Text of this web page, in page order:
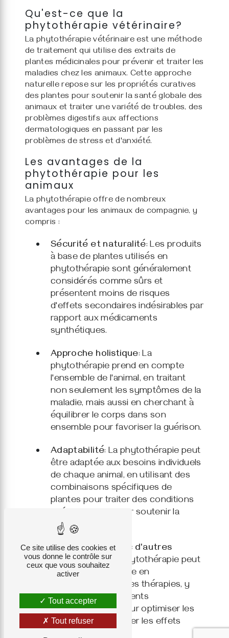
Qu'est-ce que la
phytothérapie vétérinaire?
La phytothérapie vétérinaire est une méthode
de traitement qui utilise des extraits de
plantes médicinales pour prévenir et traiter les
maladies chez les animaux. Cette approche
naturelle repose sur les propriétés curatives
des plantes pour soutenir la santé globale des
animaux et traiter une variété de troubles, des
problèmes digestifs aux affections
dermatologiques en passant par les
problèmes de stress et d'anxiété.
Les avantages de la
phytothérapie pour les
animaux
La phytothérapie offre de nombreux
avantages pour les animaux de compagnie, y
compris :
Sécurité et naturalité: Les produits
à base de plantes utilisés en
phytothérapie sont généralement
considérés comme sûrs et
présentent moins de risques
d'effets secondaires indésirables par
rapport aux médicaments
synthétiques.
Approche holistique: La
phytothérapie prend en compte
l'ensemble de l'animal, en traitant
non seulement les symptômes de la
maladie, mais aussi en cherchant à
équilibrer le corps dans son
ensemble pour favoriser la guérison.
Adaptabilité: La phytothérapie peut
être adaptée aux besoins individuels
de chaque animal, en utilisant des
combinaisons spécifiques de
plantes pour traiter des conditions
spécifiques ou pour soutenir la
santé générale.
Compatibilité avec d'autres
traitements: La phytothérapie peut
souvent être utilisée en
complément d'autres thérapies, y
compris les traitements
conventionnels, pour optimiser les
résultats et minimiser les effets
secondaires.
Ce site utilise des cookies et
vous donne le contrôle sur
ceux que vous souhaitez
activer
Tout accepter
Tout refuser